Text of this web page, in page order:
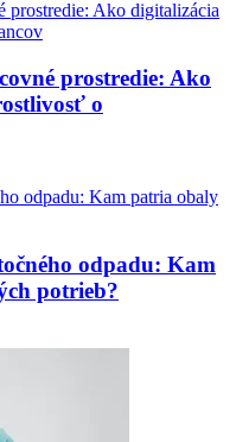
prostredie: Ako
o
odpadu: Kam
potrieb?